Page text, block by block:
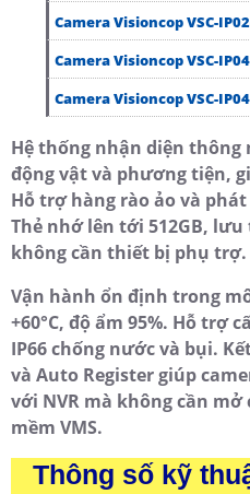
Camera Visioncop VSC-
Camera Visioncop VSC-
Camera Visioncop VSC-
Hệ thống nhận diện
động vật và phương tiện,
Hỗ trợ hàng rào ảo và
Thẻ nhớ lên tới 512GB,
không cần thiết bị phụ trợ.
Vận hành ổn định trong
+60°C, độ ẩm 95%. Hỗ trợ
IP66 chống nước và bụi.
và Auto Register giúp
với NVR mà không cần
mềm VMS.
Thông số kỹ